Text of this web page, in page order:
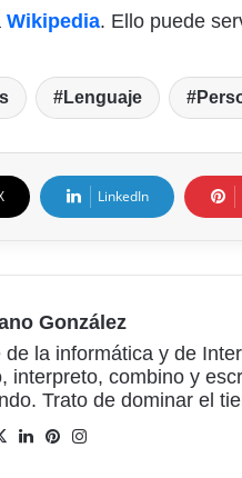
Wikipedia. Ello puede
Lenguaje
LinkedIn
González
de la informática y de
interpreto, combino y
Trato de dominar el
X LinkedInPinterest